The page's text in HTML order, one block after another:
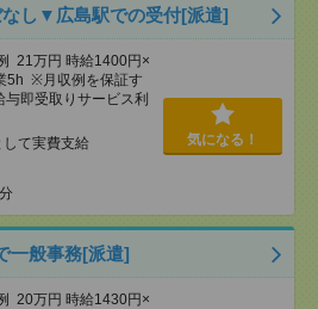
し▼広島駅での受付[派遣]
21万円 時給1400円×
5h ※月収例を保証す
即受取りサービス利
て実費支給
気になる！
一般事務[派遣]
20万円 時給1430円×